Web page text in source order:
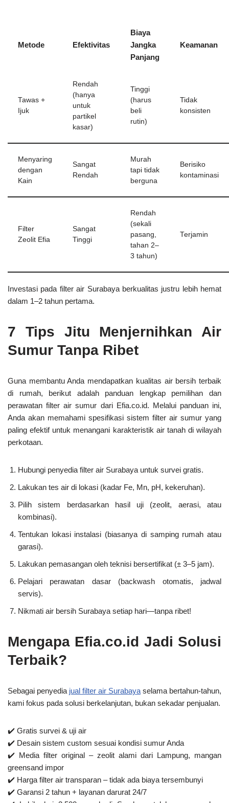
Metode Efektivitas
Biaya
Jangka
Panjang
Keamanan
Tawas +
Ijuk
Rendah
(hanya
untuk
partikel
kasar)
Tinggi
(harus
beli
rutin)
Tidak
konsisten
Menyaring
dengan
Kain
Sangat
Rendah
Murah
tapi tidak
berguna
Berisiko
kontaminasi
Filter
Zeolit Efia
Sangat
Tinggi
Rendah
(sekali
pasang,
tahan 2–
3 tahun)
Terjamin
Investasi pada filter air Surabayaberkualitas justru lebih hemat
dalam 1–2 tahun pertama.
7 Tips Jitu Menjernihkan Air
Sumur Tanpa Ribet
Guna membantu Anda mendapatkan kualitas air bersih terbaik
di rumah, berikut adalah panduan lengkap pemilihan dan
perawatan filter air sumur dari Efia.co.id. Melalui panduan ini,
Anda akan memahami spesifikasi sistem filter air sumur yang
paling efektif untuk menangani karakteristik air tanah di wilayah
perkotaan.
Hubungi penyedia filter air Surabaya untuk survei gratis.
Lakukan tes air di lokasi (kadar Fe, Mn, pH, kekeruhan).
Pilih sistem berdasarkan hasil uji (zeolit, aerasi, atau
kombinasi).
Tentukan lokasi instalasi (biasanya di samping rumah atau
garasi).
Lakukan pemasangan oleh teknisi bersertifikat (± 3–5 jam).
Pelajari perawatan dasar (backwash otomatis, jadwal
servis).
Nikmati air bersih Surabaya setiap hari—tanpa ribet!
Mengapa Efia.co.id Jadi Solusi
Terbaik?
Sebagai penyedia jual filter air Surabaya selama bertahun-tahun,
kami fokus pada solusi berkelanjutan, bukan sekadar penjualan.
✔️ Gratis survei & uji air
✔️ Desain sistem custom sesuai kondisi sumur Anda
✔️ Media filter original – zeolit alami dari Lampung, mangan
greensand impor
✔️ Harga filter air transparan – tidak ada biaya tersembunyi
✔️ Garansi 2 tahun + layanan darurat 24/7